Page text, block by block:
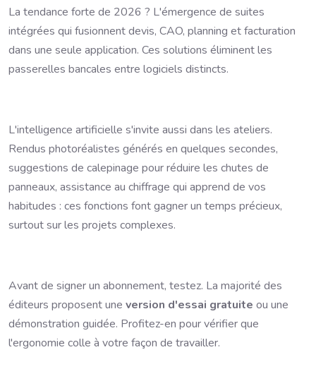
La tendance forte de 2026 ? L'émergence de suites
intégrées qui fusionnent devis, CAO, planning et facturation
dans une seule application. Ces solutions éliminent les
passerelles bancales entre logiciels distincts.
L'intelligence artificielle s'invite aussi dans les ateliers.
Rendus photoréalistes générés en quelques secondes,
suggestions de calepinage pour réduire les chutes de
panneaux, assistance au chiffrage qui apprend de vos
habitudes : ces fonctions font gagner un temps précieux,
surtout sur les projets complexes.
Avant de signer un abonnement, testez. La majorité des
éditeurs proposent une version d'essai gratuite ou une
démonstration guidée. Profitez-en pour vérifier que
l'ergonomie colle à votre façon de travailler.